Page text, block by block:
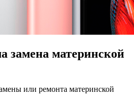
замена материнской
или ремонта материнской